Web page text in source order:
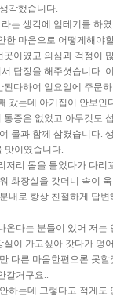
각했습니다.
는 생각에 임테기를 하
한 마음으로 어떻게해야
이였고 의심과 걱정이
답장을 해주셧습니다.
다하여 일요일에 주문
갔는데 아기집이 안보
증은 없었고 아무것도
물과 함께 삼켰습니다.
맛이였습니다.
저리 몸을 틀었다가 다
화장실을 갓더니 속이
내로 항상 친절하게 답
온다는 분들이 있어 저
실이 가고싶아 갓다가
다른 마음한편으론 못
갈거구요..
하는데 그렇다고 적게